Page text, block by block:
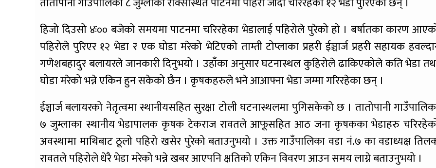
हिजो दिउसो ४ः०० बजेको समयमा पाटनमा चरिरहेका भेडालाई पहिरोले पुरेको हो । बर्षातका कारण
पहिरोले पुरिएर १२ भेडा र एक घोडा मरेको भेटिएको ताम्ती टोप्लाका प्रहरी ईञ्चार्ज प्रहरी सहायक
गणेशबहादुर बलायरले जानकारी दिनुभयो । उहाँका अनुसार घटनास्थल कुहिरोले ढाकिएकोले कति भेडा
घोडा मरेको भन्ने एकिन हुन सकेको छैन । कृषकहरुले भने आआफ्ना भेडा जम्मा गरिरहेका छन् ।
ईञ्चार्ज बलायरको नेतृत्वमा स्थानीयसहित सुरक्षा टोली घटनास्थलमा पुगिसकेको छ । तातोपानी
७ जुम्लाका स्थानीय भेडापालक कृषक टेकराज रावतले आफूसहित आठ जना कृषकका भेडाहरु
अवस्थामा माथिबाट ठूलो पहिरो खसेर पुरेको बताउनुभयो । उक्त गाउँपालिका वडा नं.७ का वडाध्यक्ष
रावतले पहिरोले धेरै भेडा मरेको भन्ने खबर आएपनि क्षतिको एकिन विवरण आउन समय लाग्ने बताउनुभयो ।